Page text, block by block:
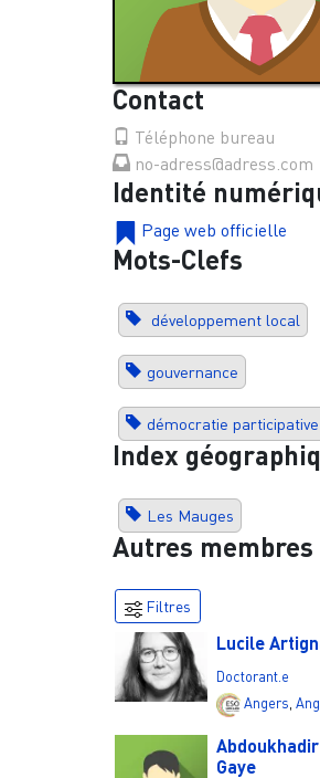
Contact
Téléphone bureau
no-adress@adress.com
Identité
Page web officielle
Mots-Clefs
développement local
gouvernance
démocratie participative
Index
Les Mauges
Autres membres
Filtres
Lucile
Doctorant.e
Angers ,
Gaye